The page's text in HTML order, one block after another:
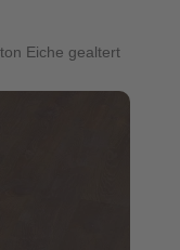
Eiche gealtert